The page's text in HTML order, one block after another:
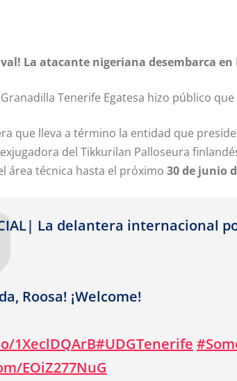
La atacante nigeriana desembarca
Tenerife Egatesa hizo público
que lleva a término la entidad que
del Tikkurilan Palloseura
área técnica hasta el próximo 30de junio
La delantera internacional
Roosa! ¡Welcome!
1XeclDQArB#UDGTenerife
EOiZ277NuG